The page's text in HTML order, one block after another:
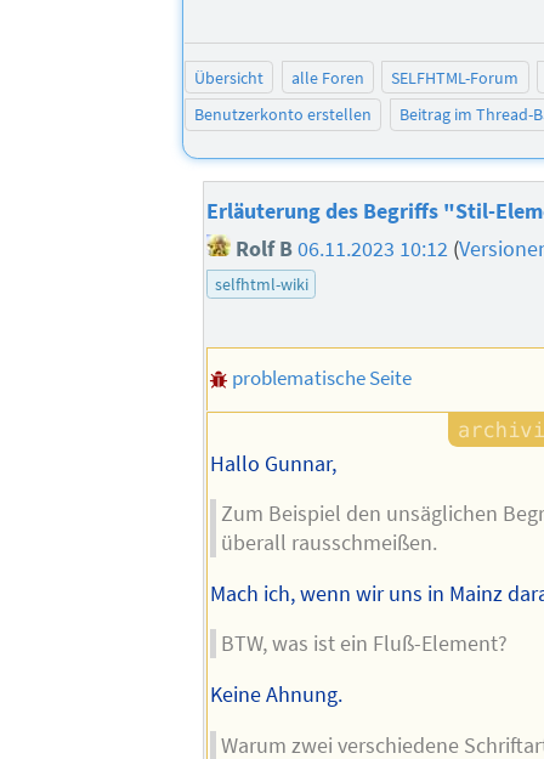
Übersicht alle Foren
SELFHTML-Forum
Benutzerkonto erstellen
Beitrag im Thread-
Erläuterung des Begriffs "Stil-
Rolf B06.11.2023 10:12 (
selfhtml-wiki
problematische Seite
Hallo Gunnar,
Zum Beispiel den unsäglichen
überall rausschmeißen.
Mach ich, wenn wir uns in Mainz
BTW, was ist ein Fluß-Element?
Keine Ahnung.
Warum zwei verschiedene